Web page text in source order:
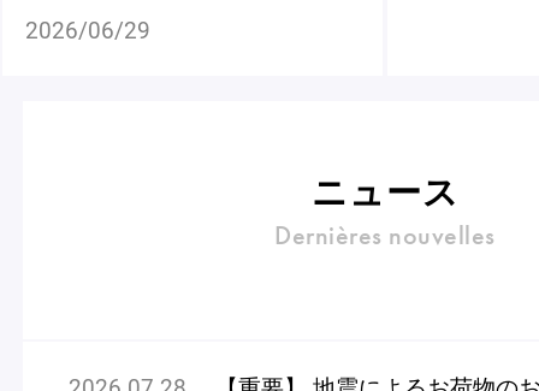
2026/06/29
ニュース
Dernières nouvelles